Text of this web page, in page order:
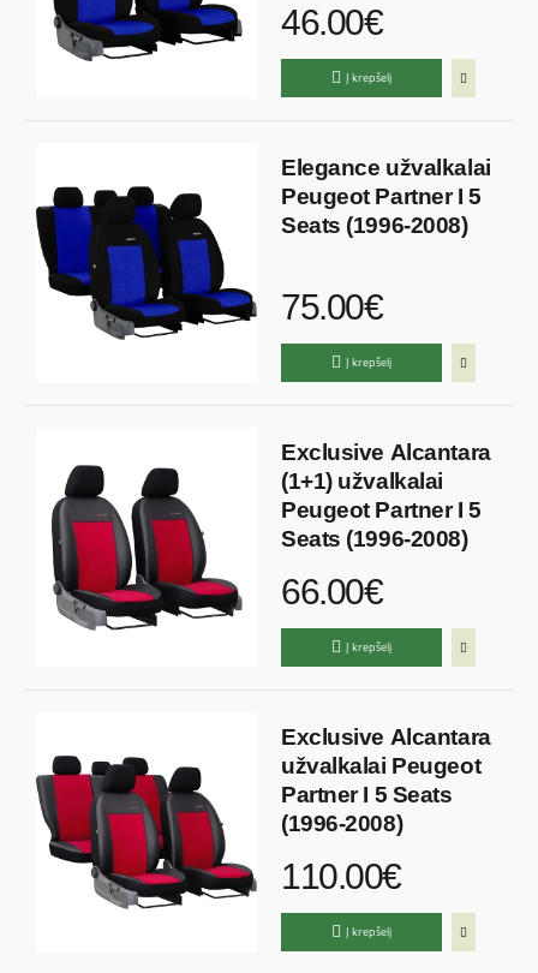
46.00€
Į krepšelį
Elegance užvalkalai
Peugeot Partner I 5
Seats (1996-2008)
75.00€
Į krepšelį
Exclusive Alcantara
(1+1) užvalkalai
Peugeot Partner I 5
Seats (1996-2008)
66.00€
Į krepšelį
Exclusive Alcantara
užvalkalai Peugeot
Partner I 5 Seats
(1996-2008)
110.00€
Į krepšelį